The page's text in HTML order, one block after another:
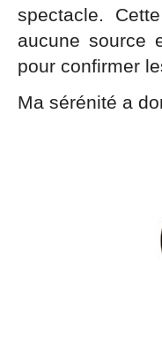
spectacle.
aucune source
pour confirmer
Ma sérénité a